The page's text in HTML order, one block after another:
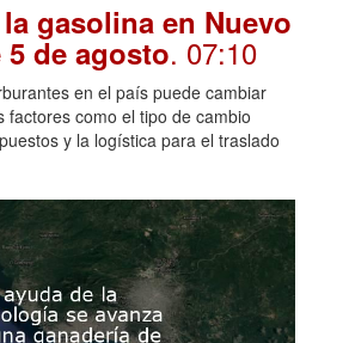
gasolina en Nuevo
5 de agosto. 07:10
en el país puede cambiar
factores como el tipo de cambio
y la logística para el traslado